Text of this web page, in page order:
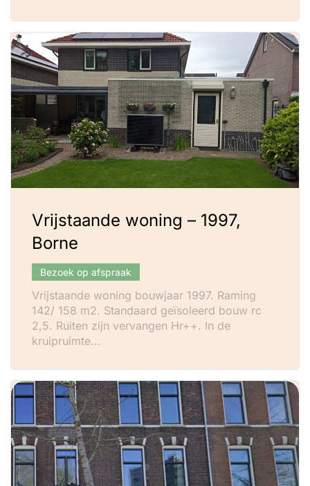
Vrijstaande woning – 1997,
Borne
Bezoek op afspraak
Vrijstaande woning bouwjaar 1997. Raming
142/ 158 m2. Standaard geïsoleerd bouw rc
2,5. Ruiten zijn vervangen Hr++. In de
kruipruimte...